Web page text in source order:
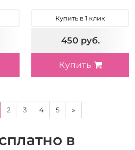
Купить в 1 клик
450 руб.
Купить
2 3 4 5 »
в